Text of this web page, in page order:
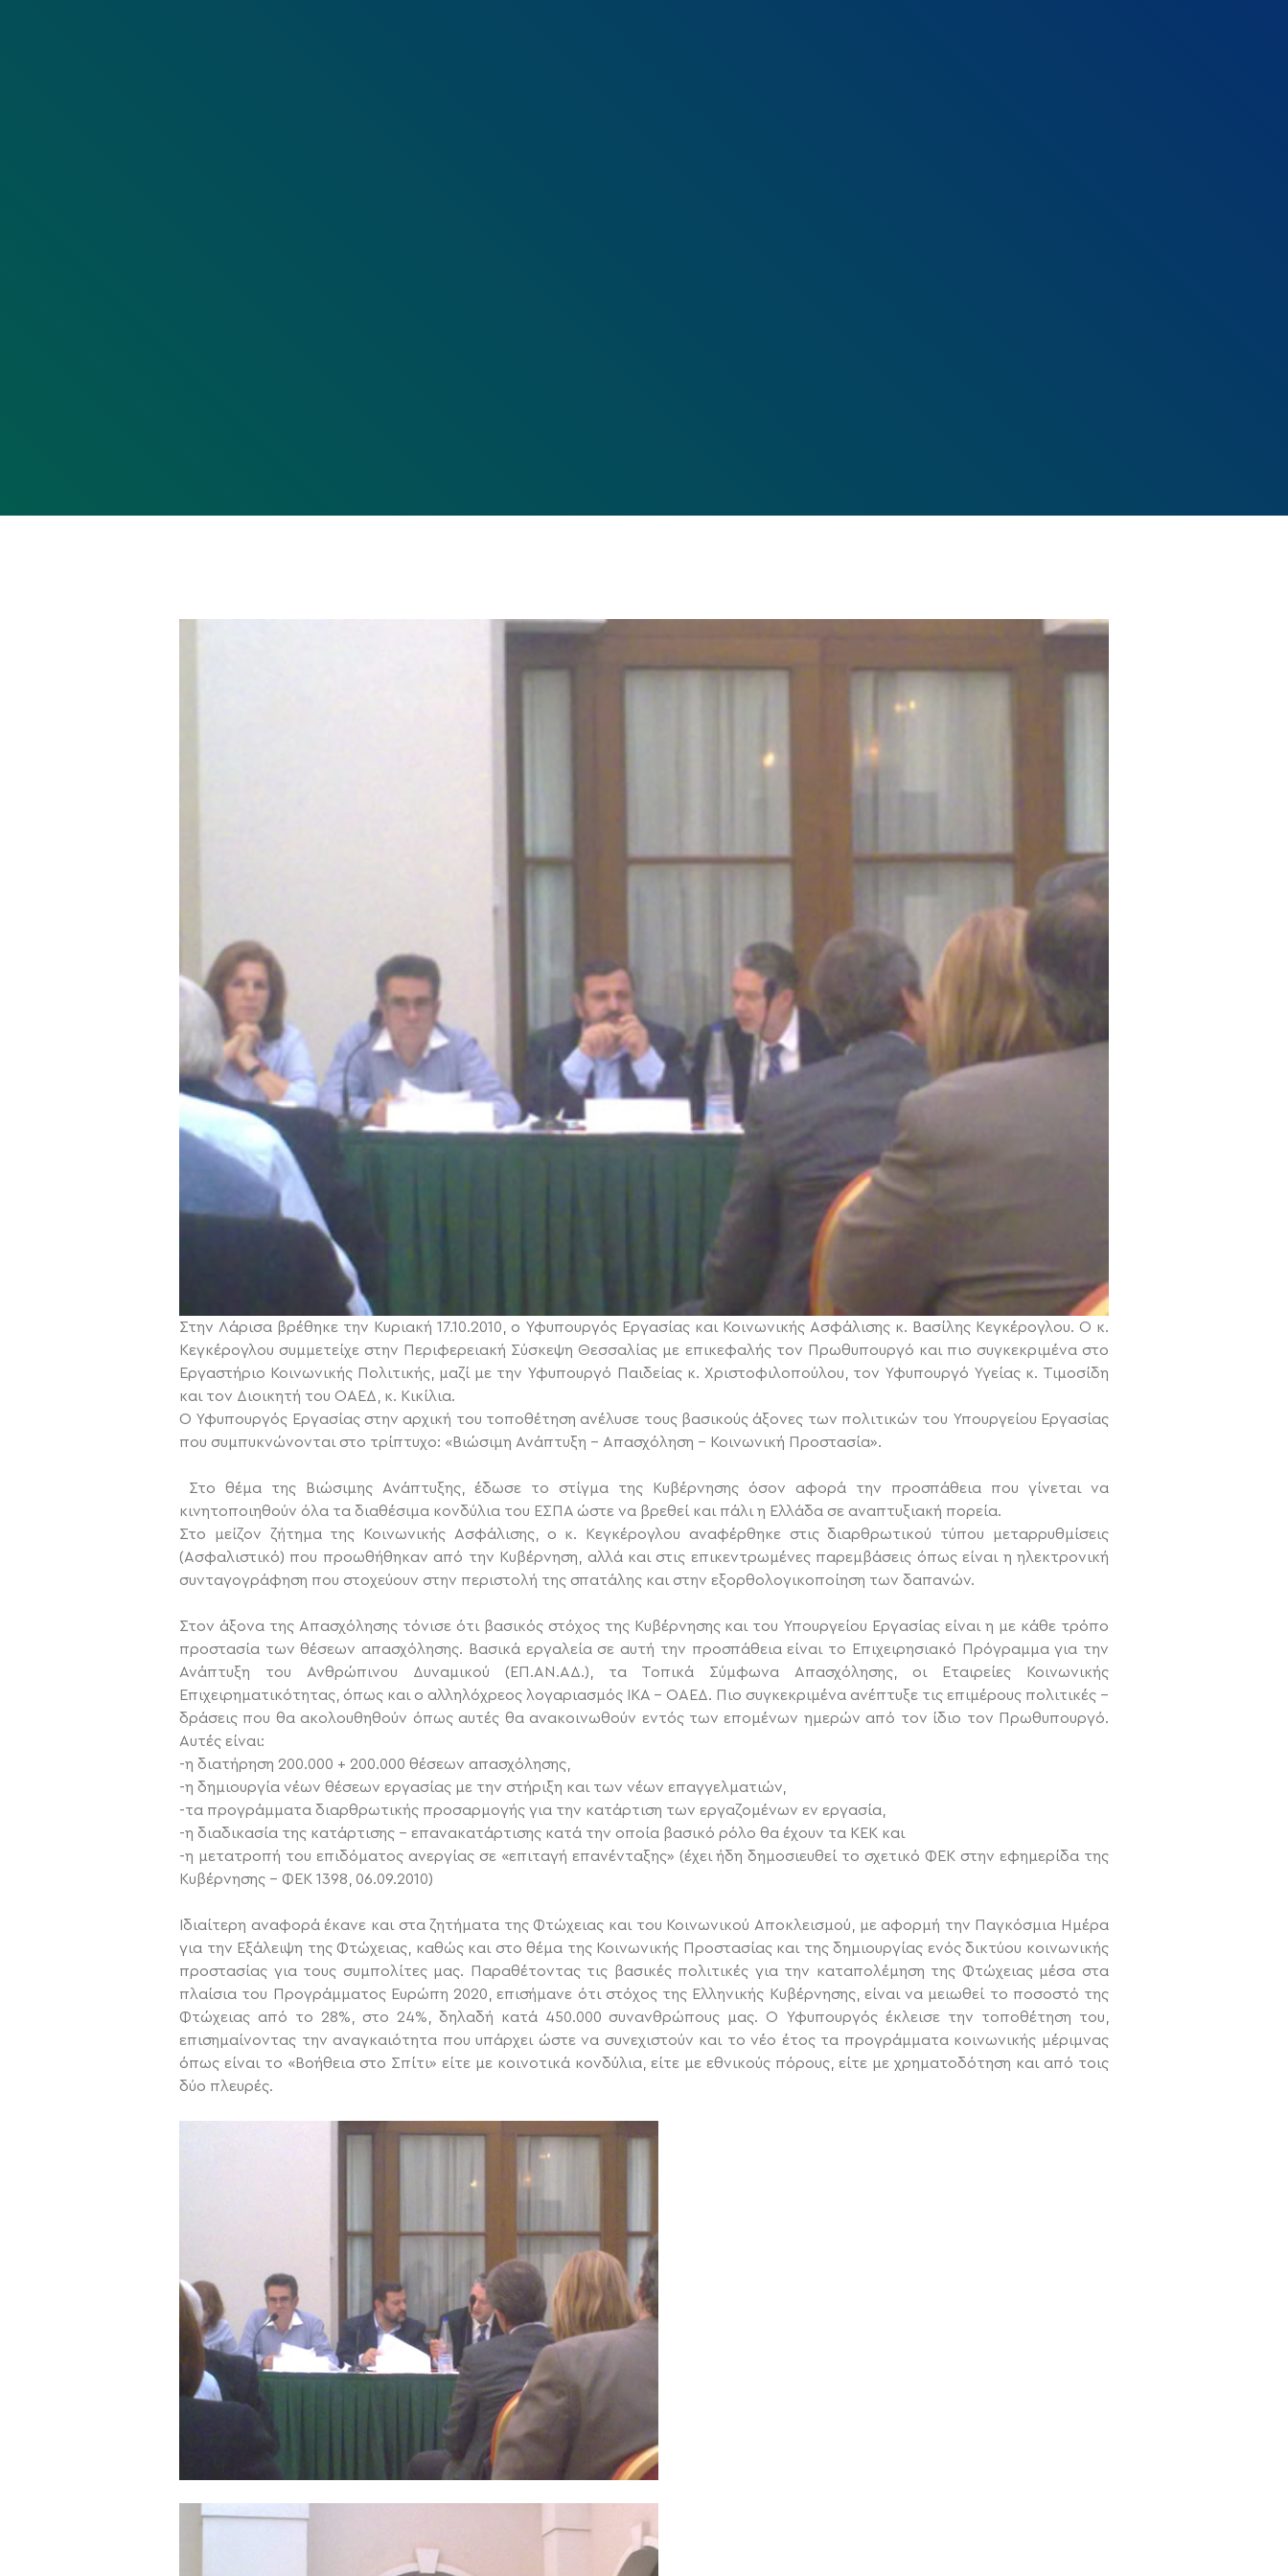
Στην Λάρισα βρέθηκε την Κυριακή 17.10.2010, ο Υφυπουργός Εργασίας και Κοινωνικής Ασφάλισης κ. Βασίλης Κεγκέρογλου. Ο κ.
Κεγκέρογλου συμμετείχε στην Περιφερειακή Σύσκεψη Θεσσαλίας με επικεφαλής τον Πρωθυπουργό και πιο συγκεκριμένα στο
Εργαστήριο Κοινωνικής Πολιτικής, μαζί με την Υφυπουργό Παιδείας κ. Χριστοφιλοπούλου, τον Υφυπουργό Υγείας κ. Τιμοσίδη
και τον Διοικητή του ΟΑΕΔ, κ. Κικίλια.
Ο Υφυπουργός Εργασίας στην αρχική του τοποθέτηση ανέλυσε τους βασικούς άξονες των πολιτικών του Υπουργείου Εργασίας
που συμπυκνώνονται στο τρίπτυχο: «Βιώσιμη Ανάπτυξη – Απασχόληση – Κοινωνική Προστασία».
Στο θέμα της Βιώσιμης Ανάπτυξης, έδωσε το στίγμα της Κυβέρνησης όσον αφορά την προσπάθεια που γίνεται να
κινητοποιηθούν όλα τα διαθέσιμα κονδύλια του ΕΣΠΑ ώστε να βρεθεί και πάλι η Ελλάδα σε αναπτυξιακή πορεία.
Στο μείζον ζήτημα της Κοινωνικής Ασφάλισης, ο κ. Κεγκέρογλου αναφέρθηκε στις διαρθρωτικού τύπου μεταρρυθμίσεις
(Ασφαλιστικό) που προωθήθηκαν από την Κυβέρνηση, αλλά και στις επικεντρωμένες παρεμβάσεις όπως είναι η ηλεκτρονική
συνταγογράφηση που στοχεύουν στην περιστολή της σπατάλης και στην εξορθολογικοποίηση των δαπανών.
Στον άξονα της Απασχόλησης τόνισε ότι βασικός στόχος της Κυβέρνησης και του Υπουργείου Εργασίας είναι η με κάθε τρόπο
προστασία των θέσεων απασχόλησης. Βασικά εργαλεία σε αυτή την προσπάθεια είναι το Επιχειρησιακό Πρόγραμμα για την
Ανάπτυξη του Ανθρώπινου Δυναμικού (ΕΠ.ΑΝ.ΑΔ.), τα Τοπικά Σύμφωνα Απασχόλησης, οι Εταιρείες Κοινωνικής
Επιχειρηματικότητας, όπως και ο αλληλόχρεος λογαριασμός ΙΚΑ – ΟΑΕΔ. Πιο συγκεκριμένα ανέπτυξε τις επιμέρους πολιτικές –
δράσεις που θα ακολουθηθούν όπως αυτές θα ανακοινωθούν εντός των επομένων ημερών από τον ίδιο τον Πρωθυπουργό.
Αυτές είναι:
-η διατήρηση 200.000 + 200.000 θέσεων απασχόλησης,
-η δημιουργία νέων θέσεων εργασίας με την στήριξη και των νέων επαγγελματιών,
-τα προγράμματα διαρθρωτικής προσαρμογής για την κατάρτιση των εργαζομένων εν εργασία,
-η διαδικασία της κατάρτισης – επανακατάρτισης κατά την οποία βασικό ρόλο θα έχουν τα ΚΕΚ και
-η μετατροπή του επιδόματος ανεργίας σε «επιταγή επανένταξης» (έχει ήδη δημοσιευθεί το σχετικό ΦΕΚ στην εφημερίδα της
Κυβέρνησης – ΦΕΚ 1398, 06.09.2010)
Ιδιαίτερη αναφορά έκανε και στα ζητήματα της Φτώχειας και του Κοινωνικού Αποκλεισμού, με αφορμή την Παγκόσμια Ημέρα
για την Εξάλειψη της Φτώχειας, καθώς και στο θέμα της Κοινωνικής Προστασίας και της δημιουργίας ενός δικτύου κοινωνικής
προστασίας για τους συμπολίτες μας. Παραθέτοντας τις βασικές πολιτικές για την καταπολέμηση της Φτώχειας μέσα στα
πλαίσια του Προγράμματος Ευρώπη 2020, επισήμανε ότι στόχος της Ελληνικής Κυβέρνησης, είναι να μειωθεί το ποσοστό της
Φτώχειας από το 28%, στο 24%, δηλαδή κατά 450.000 συνανθρώπους μας. Ο Υφυπουργός έκλεισε την τοποθέτηση του,
επισημαίνοντας την αναγκαιότητα που υπάρχει ώστε να συνεχιστούν και το νέο έτος τα προγράμματα κοινωνικής μέριμνας
όπως είναι το «Βοήθεια στο Σπίτι» είτε με κοινοτικά κονδύλια, είτε με εθνικούς πόρους, είτε με χρηματοδότηση και από τοις
δύο πλευρές.